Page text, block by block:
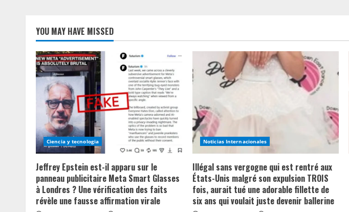
YOU MAY HAVE MISSED
Ciencia y tecnologia
Jeffrey Epstein est-il apparu sur le
panneau publicitaire Meta Smart Glasses
à Londres ? Une vérification des faits
révèle une fausse affirmation virale
Noticias Internacionales
Illégal sans vergogne qui est rentré aux
États-Unis malgré son expulsion TROIS
fois, aurait tué une adorable fillette de
six ans qui voulait juste devenir ballerine